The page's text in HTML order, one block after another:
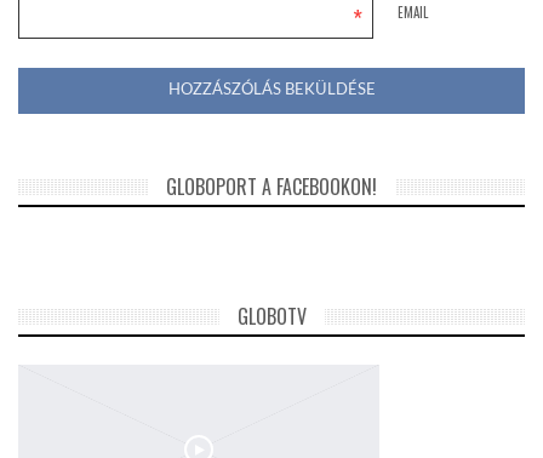
EMAIL
*
GLOBOPORT A FACEBOOKON!
GLOBOTV